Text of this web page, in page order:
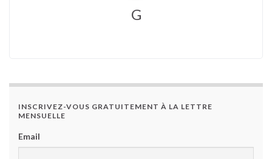
G
INSCRIVEZ-VOUS GRATUITEMENT À LA LETTRE
MENSUELLE
Email